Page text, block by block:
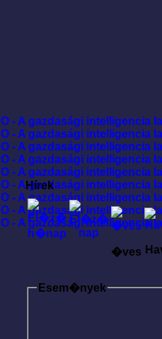
Hírek
�ves
Esem�nyek